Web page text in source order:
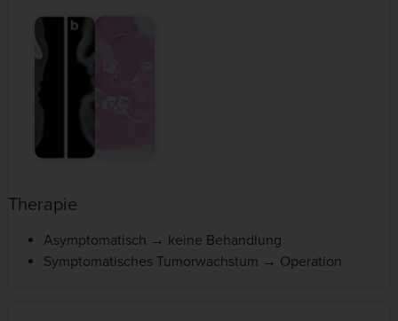
Therapie
Asymptomatisch → keine Behandlung
Symptomatisches Tumorwachstum → Operation